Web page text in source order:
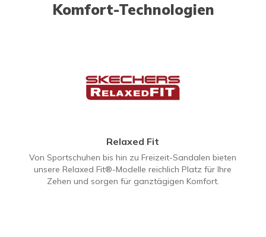
Komfort-Technologien
Relaxed Fit
Von Sportschuhen bis hin zu Freizeit-Sandalen bieten
unsere Relaxed Fit®-Modelle reichlich Platz für Ihre
Zehen und sorgen für ganztägigen Komfort.